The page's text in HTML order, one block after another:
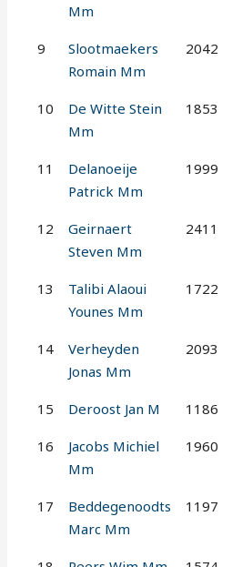
Mm
9
Slootmaekers
Romain Mm
2042
10
De Witte Stein
Mm
1853
11
Delanoeije
Patrick Mm
1999
12
Geirnaert
Steven Mm
2411
13
Talibi Alaoui
Younes Mm
1722
14
Verheyden
Jonas Mm
2093
15 Deroost Jan M 1186
16
Jacobs Michiel
Mm
1960
17
Beddegenoodts
Marc Mm
1197